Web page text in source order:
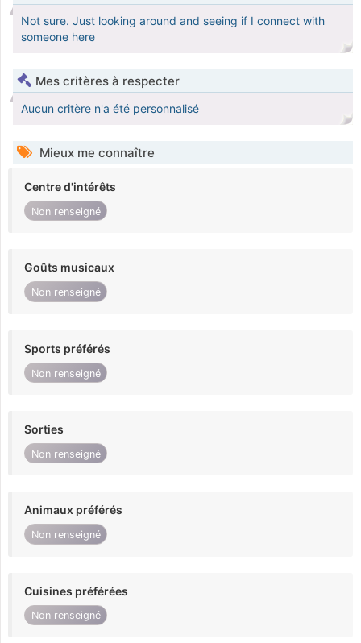
Not sure. Just looking around and seeing if I connect with
someone here
Mes critères à respecter
Aucun critère n'a été personnalisé
Mieux me connaître
Centre d'intérêts
Non renseigné
Goûts musicaux
Non renseigné
Sports préférés
Non renseigné
Sorties
Non renseigné
Animaux préférés
Non renseigné
Cuisines préférées
Non renseigné